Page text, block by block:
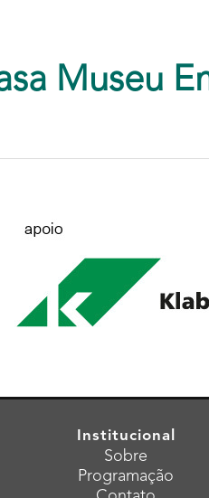
Museu
Institucional
Sobre
Programação